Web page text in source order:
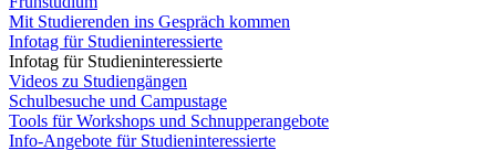
Mit Studierenden ins Gespräch kommen
Infotag für Studieninteressierte
Infotag für Studieninteressierte
Videos zu Studiengängen
Schulbesuche und Campustage
Tools für Workshops und Schnupperangebote
Info-Angebote für Studieninteressierte